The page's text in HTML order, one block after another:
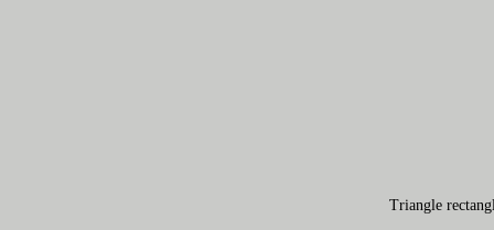
Triangle